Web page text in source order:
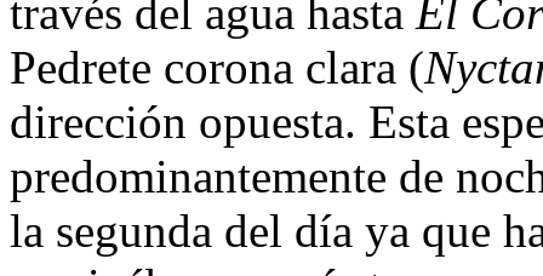
través del agua hasta El
Pedrete corona clara (
dirección opuesta. Esta
predominantemente de
la segunda del día ya que